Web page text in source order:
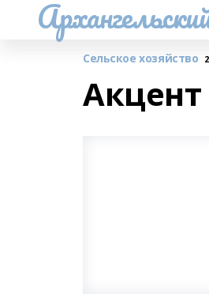
Сельское хозяйство
Акцент